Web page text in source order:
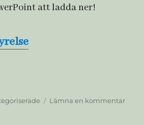
att ladda ner!
Lämna en kommentartill